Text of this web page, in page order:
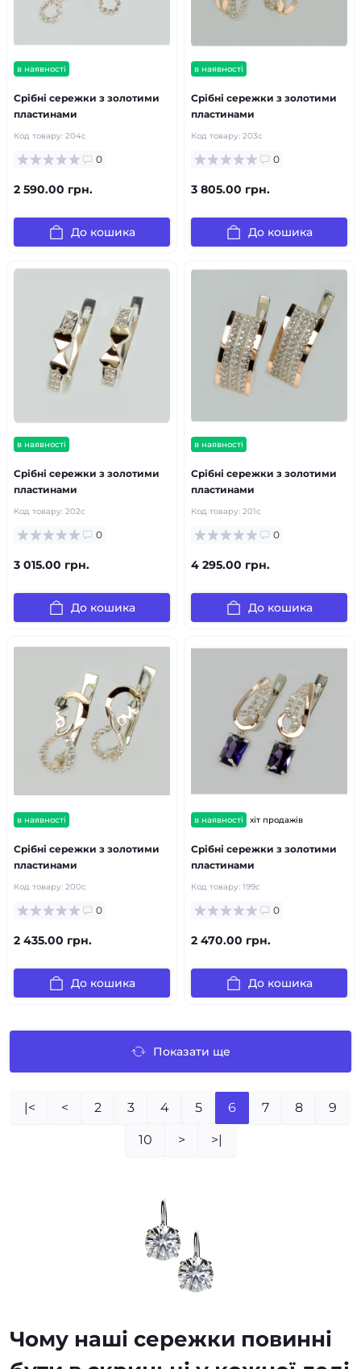
в наявності
Срібні сережки з золотими
пластинами
Код товару: 204с
0
2 590.00 грн.
До кошика
в наявності
Срібні сережки з золотими
пластинами
Код товару: 203с
0
3 805.00 грн.
До кошика
в наявності
Срібні сережки з золотими
пластинами
Код товару: 202с
0
3 015.00 грн.
До кошика
в наявності
Срібні сережки з золотими
пластинами
Код товару: 201с
0
4 295.00 грн.
До кошика
в наявності
Срібні сережки з золотими
пластинами
Код товару: 200с
0
2 435.00 грн.
До кошика
в наявності хіт продажів
Срібні сережки з золотими
пластинами
Код товару: 199с
0
2 470.00 грн.
До кошика
Показати ще
|< < 2 3 4 5 6 7 8 9
10 > >|
Чому наші сережки повинні